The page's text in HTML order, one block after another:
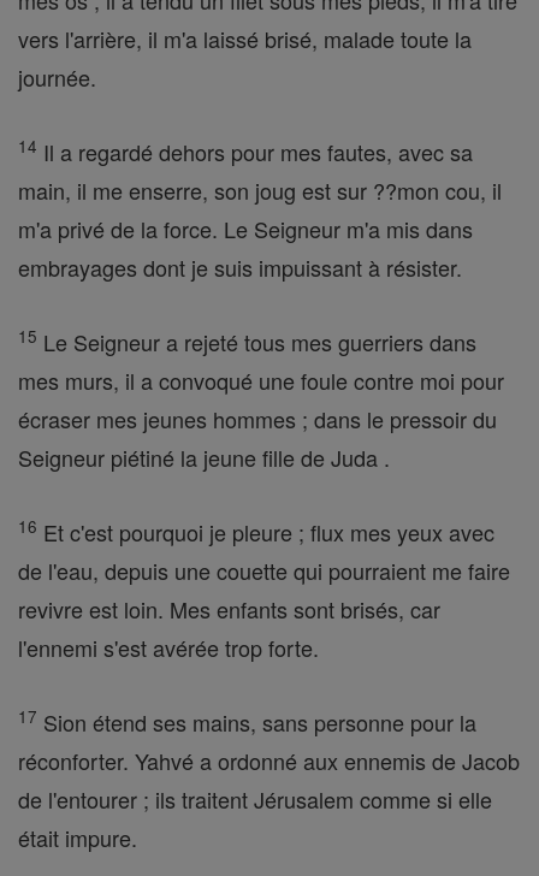
vers l'arrière, il m'a laissé brisé, malade toute la
journée.
14 Il a regardé dehors pour mes fautes, avec sa
main, il me enserre, son joug est sur ??mon cou, il
m'a privé de la force. Le Seigneur m'a mis dans
embrayages dont je suis impuissant à résister.
15 Le Seigneur a rejeté tous mes guerriers dans
mes murs, il a convoqué une foule contre moi pour
écraser mes jeunes hommes ; dans le pressoir du
Seigneur piétiné la jeune fille de Juda .
16 Et c'est pourquoi je pleure ; flux mes yeux avec
de l'eau, depuis une couette qui pourraient me faire
revivre est loin. Mes enfants sont brisés, car
l'ennemi s'est avérée trop forte.
17 Sion étend ses mains, sans personne pour la
réconforter. Yahvé a ordonné aux ennemis de Jacob
de l'entourer ; ils traitent Jérusalem comme si elle
était impure.